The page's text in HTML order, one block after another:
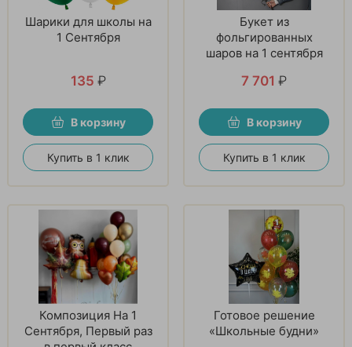
Шарики для школы на
1 Сентября
135 ₽
В корзину
Купить в 1 клик
Букет из
фольгированных
шаров на 1 сентября
7 701 ₽
В корзину
Купить в 1 клик
Композиция На 1
Сентября, Первый раз
Готовое решение
«Школьные будни»